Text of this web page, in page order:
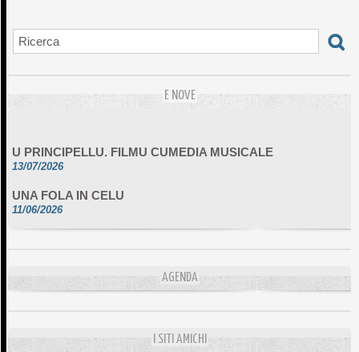
E NOVE
13/07/2026
11/06/2026
DA SCIMULÌ
L'ESSENZIALE CHÌ GHJÈ
10/06/2026
AGENDA
I SITI AMICHI